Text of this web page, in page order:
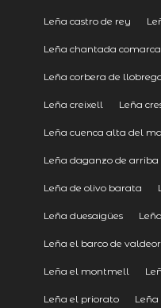
Leña castro de rey
Leña chantada comarca
Leña corbera de
Leña creixell Leña
Leña cuenca alta del
Leña daganzo de arriba
Leña de olivo barata
Leña duesaigües
Leña el barco de
Leña el montmell
Leña el priorato